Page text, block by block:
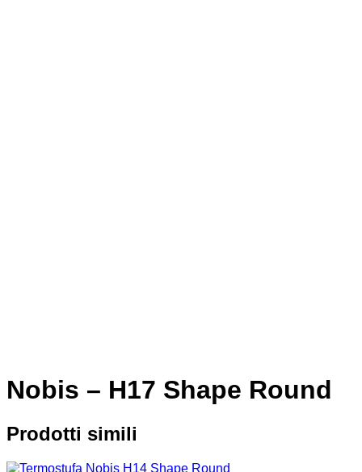
Nobis – H17 Shape Round
Prodotti simili